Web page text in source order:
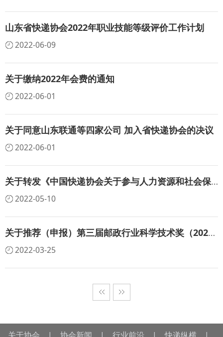
山东省快递协会2022年职业技能等级评价工作计划
2022-06-09
关于缴纳2022年会费的通知
2022-06-01
关于同意山东联通等四家公司 加入省快递协会的决议
2022-06-01
关于转发《中国快递协会关于参与人力资源和社会保障部2022年“百日千万网 络招聘专项行动”的通知》的通知
2022-05-10
关于推荐（申报）第三届邮政行业科学技术奖（2022）的通知
2022-03-25